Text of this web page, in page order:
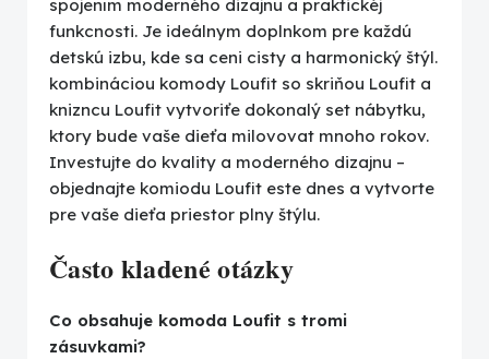
spojenım moderného dizajnu a praktickéj
funkcnosti. Je ideálnym doplnkom pre každú
detskú izbu, kde sa ceni cisty a harmonický štýl.
kombináciou komody Loufit so skriňou Loufit a
knizncu Loufit vytvoriťe dokonalý set nábytku,
ktory bude vaše dieťa milovovat mnoho rokov.
Investujte do kvality a moderného dizajnu –
objednajte komiodu Loufit este dnes a vytvorte
pre vaše dieťa priestor plny štýlu.
Často kladené otázky
Co obsahuje komoda Loufit s tromi
zásuvkami?